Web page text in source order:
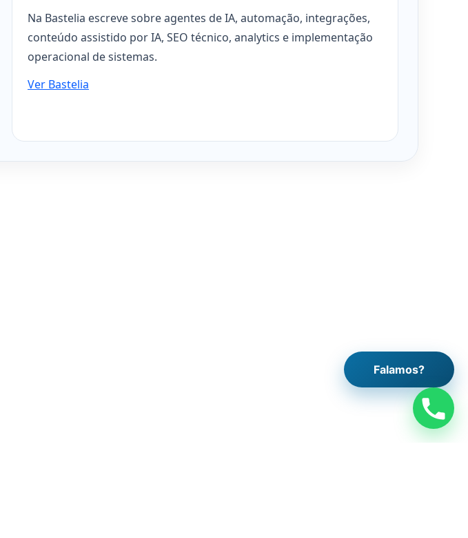
Na Bastelia escreve sobre agentes de IA, automação, integrações,
conteúdo assistido por IA, SEO técnico, analytics e implementação
operacional de sistemas.
Ver Bastelia
Falamos?